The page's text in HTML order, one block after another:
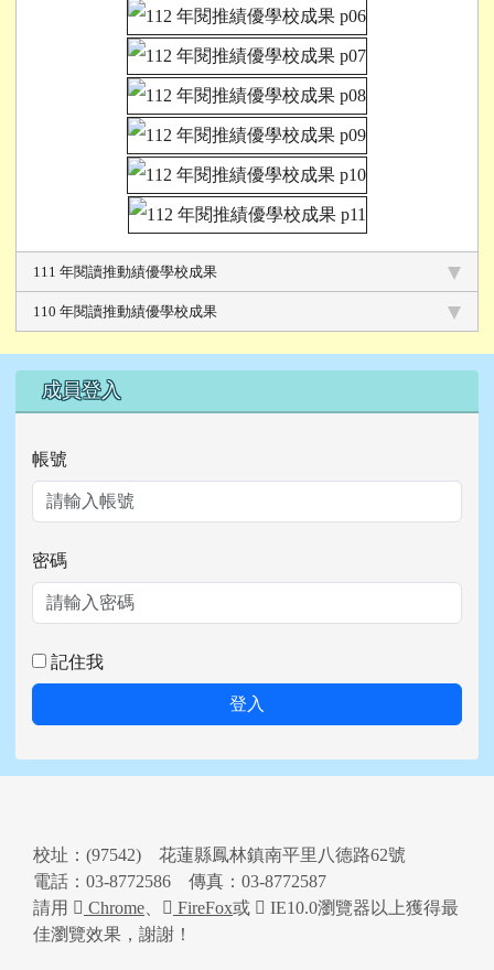
111 年閱讀推動績優學校成果
110 年閱讀推動績優學校成果
右邊區域內容
成員登入
帳號
密碼
記住我
登入
頁尾區域內容
校址：(97542) 花蓮縣鳳林鎮南平里八德路62號
電話：03-8772586 傳真：03-8772587
請用
Chrome FireFox或
IE10.0瀏覽器以上獲得最
佳瀏覽效果，謝謝！